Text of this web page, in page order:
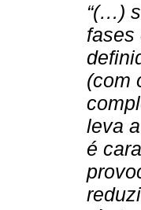
“(…)
fases
(com
leva
é